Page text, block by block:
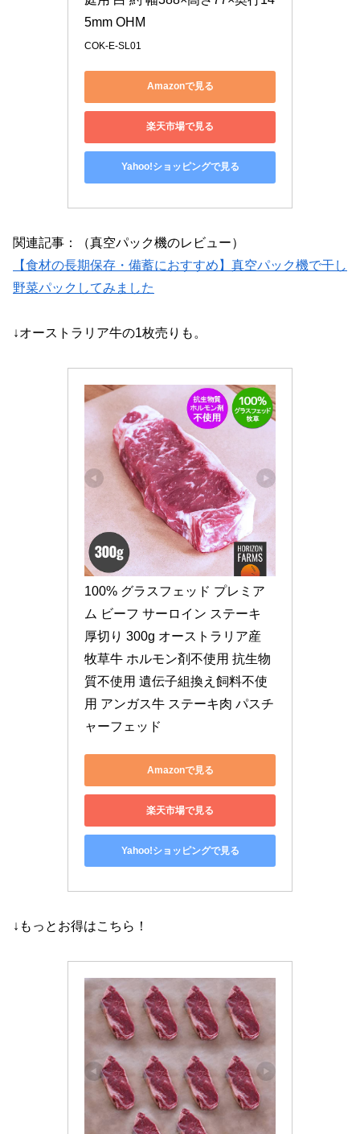
5mm OHM
COK-E-SL01
Amazonで見る
楽天市場で見る
Yahoo!ショッピングで見る
関連記事：（真空パック機のレビュー）
【食材の長期保存・備蓄におすすめ】真空パック機で干し
野菜パックしてみました
↓オーストラリア牛の1枚売りも。
100% グラスフェッド プレミア
ム ビーフ サーロイン ステーキ
厚切り 300g オーストラリア産
牧草牛 ホルモン剤不使用 抗生物
質不使用 遺伝子組換え飼料不使
用 アンガス牛 ステーキ肉 パスチ
ャーフェッド
Amazonで見る
楽天市場で見る
Yahoo!ショッピングで見る
↓もっとお得はこちら！